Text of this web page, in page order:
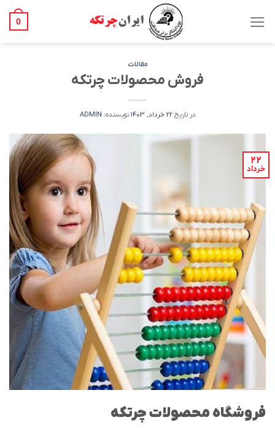
0
مقالات
فروش محصولات چرتکه
در تاریخ22 خرداد, 1403 نویسنده: ADMIN
۲۲
خرداد
فروشگاه محصولات چرتکه